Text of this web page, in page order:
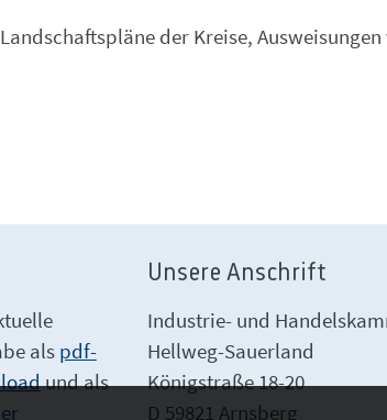
der Kreise,
als pdf-
und als
Unsere Anschrift
Industrie- und
Hellweg-Sauerland
Königstraße 18-20
D 59821 Arnsberg